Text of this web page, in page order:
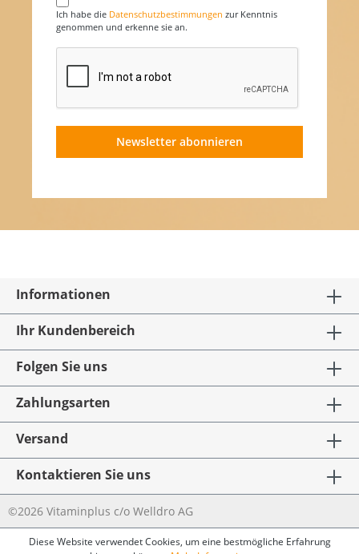
Ich habe die Datenschutzbestimmungen zur Kenntnis
genommen und erkenne sie an.
Newsletter abonnieren
Informationen
Ihr Kundenbereich
Folgen Sie uns
Zahlungsarten
Versand
Kontaktieren Sie uns
©2026 Vitaminplus c/o Welldro AG
Diese Website verwendet Cookies, um eine bestmögliche Erfahrung